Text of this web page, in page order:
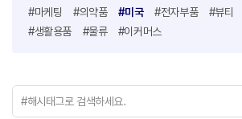
#마케팅
#의약품 #미국 #전자부품 #뷰티
#생활용품
#물류 #이커머스